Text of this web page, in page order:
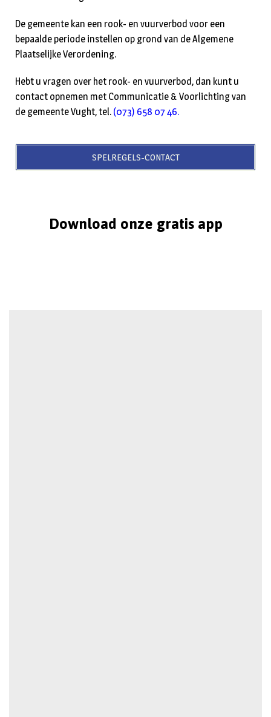
De gemeente kan een rook- en vuurverbod voor een
bepaalde periode instellen op grond van de Algemene
Plaatselijke Verordening.
Hebt u vragen over het rook- en vuurverbod, dan kunt u
contact opnemen met Communicatie & Voorlichting van
de gemeente Vught, tel. (073) 658 07 46.
SPELREGELS-CONTACT
Download onze gratis app